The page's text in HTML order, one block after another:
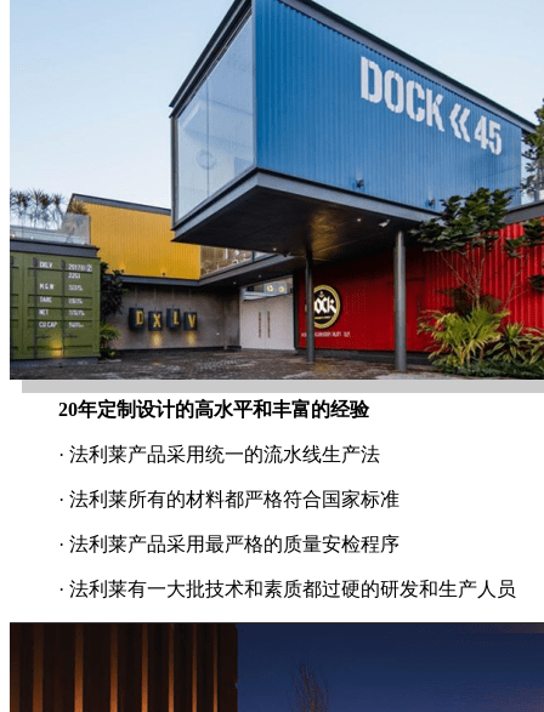
20年定制设计的高水平和丰富的经验
· 法利莱产品采用统一的流水线生产法
· 法利莱所有的材料都严格符合国家标准
· 法利莱产品采用最严格的质量安检程序
· 法利莱有一大批技术和素质都过硬的研发和生产人员